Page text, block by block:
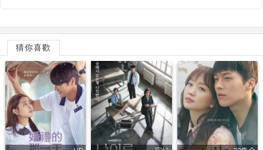
猜你喜歡